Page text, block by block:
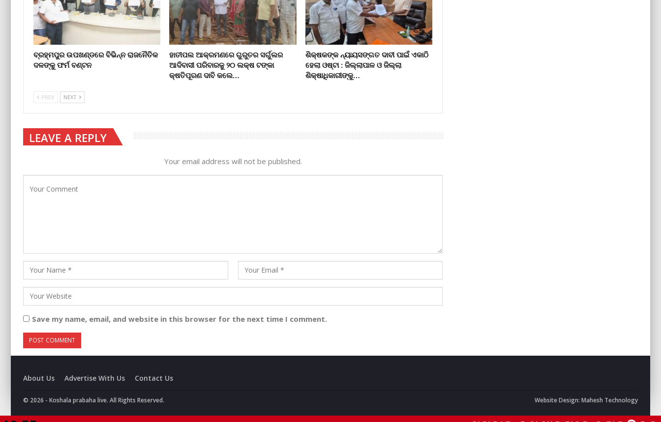
ବ୍ରହ୍ମପୁର ଉପଖଣ୍ଡରେ ବିଭିନ୍ନ ରାଜନୈତିକ
ଦଳଙ୍କୁ ଫର୍ମ ବଣ୍ଟନ
ହାତୀପଲ ଆକ୍ରମଣରେ ଗୁରୁତର ସର୍ଗୁଲର
ଆଦିବାସୀ ପରିବାରକୁ ୨୦ ଲକ୍ଷ ଟଙ୍କା
କ୍ଷତିପୂରଣ ଦାବି କଲେ…
ଶିକ୍ଷକଙ୍କ ନ୍ୟାୟସଙ୍ଗତ ଦାବୀ ପାଇଁ ଏକାଠି
ହେଲା ଓଷ୍ଟା : ଜିଲ୍ଲାପାଳ ଓ ଜିଲ୍ଲା
ଶିକ୍ଷାଧିକାରୀଙ୍କୁ…
PREV NEXT
LEAVE A REPLY
Your email address will not be published.
Save my name, email, and website in this browser for the next time I comment.
About Us Advertise With Us Contact Us
© 2026 - Koshala prabaha live. All Rights Reserved. Website Design: Mahesh Technology